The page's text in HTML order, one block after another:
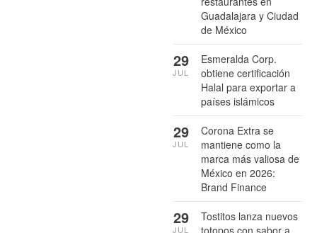
Guadalajara y Ciudad
de México
Esmeralda Corp.
obtiene certificación
Halal para exportar a
países islámicos
29
JUL
Corona Extra se
mantiene como la
marca más valiosa de
México en 2026:
Brand Finance
29
JUL
Tostitos lanza nuevos
29
JUL